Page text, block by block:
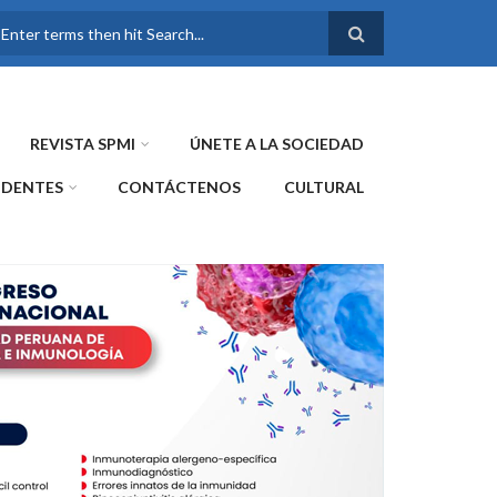
DE
REVISTA SPMI ÚNETE A LA SOCIEDAD
CONTÁCTENOS CULTURAL